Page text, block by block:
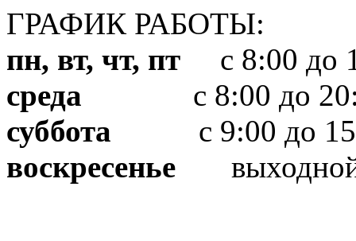
ГРАФИК РАБОТЫ:
пн, вт, чт, пт с 8:00 до
среда с 8:00 до
суббота с 9:00 до
воскресенье